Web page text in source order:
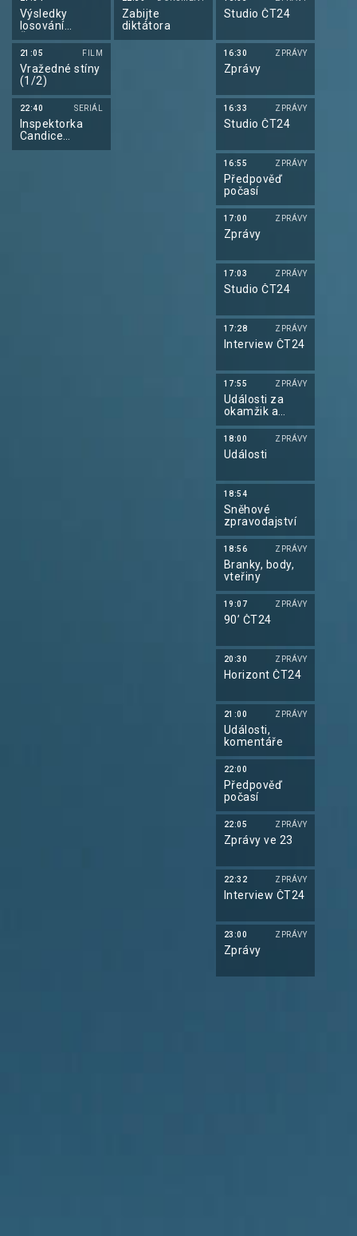
Výsledky
losování
Šťastných 10
21:05 FILM
Vražedné stíny
(1/2)
22:40 SERIÁL
Inspektorka
Candice
Renoirová IV
Zabijte
diktátora
Studio ČT24
16:30 ZPRÁVY
Zprávy
16:33 ZPRÁVY
Studio ČT24
16:55 ZPRÁVY
Předpověď
počasí
17:00 ZPRÁVY
Zprávy
17:03 ZPRÁVY
Studio ČT24
17:28 ZPRÁVY
Interview ČT24
17:55 ZPRÁVY
Události za
okamžik a
počasí
18:00 ZPRÁVY
Události
18:54
Sněhové
zpravodajství
18:56 ZPRÁVY
Branky, body,
vteřiny
19:07 ZPRÁVY
90’ ČT24
20:30 ZPRÁVY
Horizont ČT24
21:00 ZPRÁVY
Události,
komentáře
22:00
Předpověď
počasí
22:05 ZPRÁVY
Zprávy ve 23
22:32 ZPRÁVY
Interview ČT24
23:00 ZPRÁVY
Zprávy